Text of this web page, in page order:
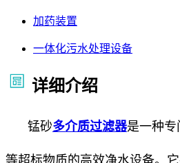
加药装置
一体化污水处理设备
详细介绍
锰砂多介质过滤器是一种专
等超标物质的高效净水设备。